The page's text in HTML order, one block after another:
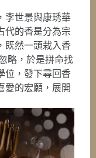
李世景與康琇華
代的香是分為宗
既然一頭栽入香
略，於是拼命找
位，發下尋回香
愛的宏願，展開